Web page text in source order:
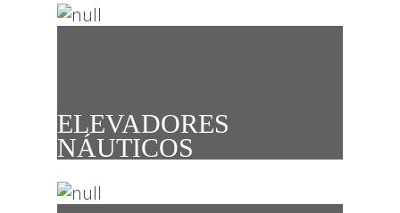
ELEVADORES
NÁUTICOS